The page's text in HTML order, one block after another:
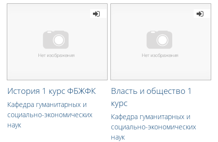
История 1 курс ФБЖФК
Кафедра гуманитарных и
социально-экономических
наук
Власть и общество 1
курс
Кафедра гуманитарных и
социально-экономических
наук